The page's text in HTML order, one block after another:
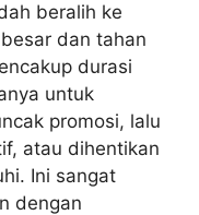
beralih ke
dan tahan
durasi
untuk
promosi, lalu
atau dihentikan
Ini sangat
dengan